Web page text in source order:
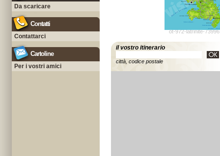
Da scaricare
Contatti
Contattarci
Cartoline
Per i vostri amici
ot-972-latrinite-
il vostro itinerario
città, codice postale